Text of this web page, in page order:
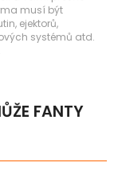
musí být
ejektorů,
systémů atd.
FANTY